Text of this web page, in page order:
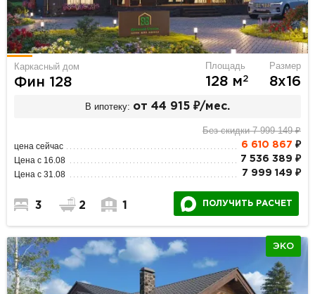
Каркасный дом
Фин 128
Площадь
128 м2
Размер
8х16
В ипотеку: от 44 915 ₽/мес.
Без скидки 7 999 149 ₽
цена сейчас 6 610 867 ₽
Цена с 16.08 7 536 389 ₽
Цена с 31.08 7 999 149 ₽
3 2 1 ПОЛУЧИТЬ РАСЧЕТ
ЭКО